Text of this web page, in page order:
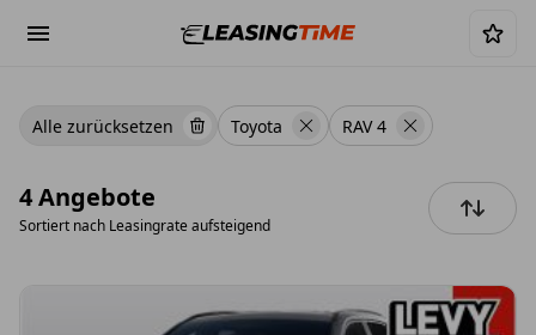
Alle zurücksetzen Toyota RAV 4
4 Angebote
Sortiert nach Leasingrate aufsteigend